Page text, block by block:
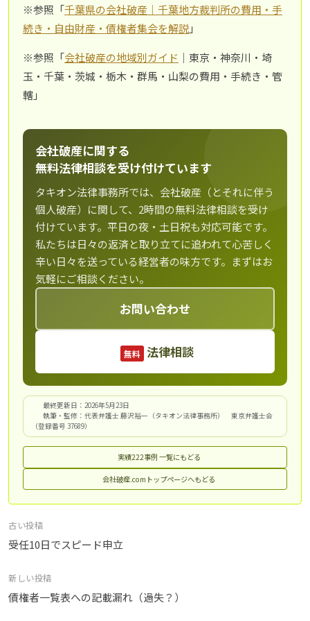
※参照「千葉県の会社破産｜千葉地方裁判所の費用・手
続き・自由財産・債権者集会を解説」
※参照「会社破産の地域別ガイド ｜東京・神奈川・埼
玉・千葉・茨城・栃木・群馬・山梨の費用・手続き・管
轄」
会社破産に関する
無料法律相談を受け付けています
タキオン法律事務所では、会社破産（とそれに伴う
個人破産）に関して、2時間の無料法律相談を受け
付けています。平日の夜・土日祝も対応可能です。
私たちは日々の返済と取り立てに追われて心苦しく
辛い日々を送っている経営者の味方です。まずはお
気軽にご相談ください。
お問い合わせ
無料 法律相談
最終更新日：2026年5月23日
執筆・監修：代表弁護士 藤沢裕一（タキオン法律事務所） 東京弁護士会
（登録番号 37689）
実績222事例 一覧にもどる
会社破産.comトップページへもどる
投
稿
ビ
ゲ
古い投稿
受任10日でスピード申立
新しい投稿
債権者一覧表への記載漏れ（過失？）